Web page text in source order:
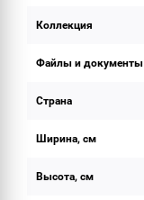
Коллекция
Файлы и документы
Страна
Ширина, см
Высота, см